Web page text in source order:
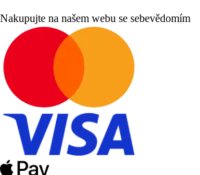
Nakupujte na našem webu se sebevědomím